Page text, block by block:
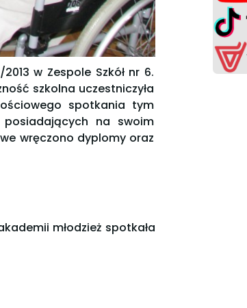
w Zespole Szkół nr 6.
szkolna uczestniczyła
spotkania tym
posiadających na swoim
wręczono dyplomy oraz
młodzież spotkała